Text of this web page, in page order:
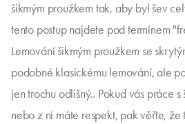
šikmým proužkem tak, aby byl šev
tento postup najdete pod termínem
Lemování šikmým proužkem se
podobné klasickému lemování, ale
jen trochu odlišný.. Pokud vás práce
nebo z ní máte respekt, pak věřte,